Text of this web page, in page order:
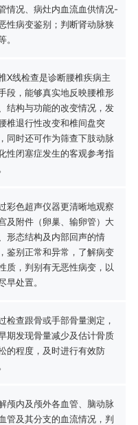
情况、病灶内血流血供情况-
性病变鉴别；判断肾动脉狭
。
X线检查是诊断腰椎疾病主
段，能够真实地反映腰椎形
结构与功能的改变情况，发
椎退行性改变和椎间盘突
同时还可作为筛查下肢动脉
性闭塞症发生的客观参考指
彩色超声仪器更清晰地观察
及附件（卵巢、输卵管）大
形态结构及内部回声的情
鉴别正常和异常，了解病变
质，判别有无恶性病变，以
早处置。
检查跟骨或手部骨量测定，
期发现骨量减少及估计骨质
的程度，及时进行有效防
颅内及颅外各血管、脑动脉
管及其分支的血流情况，判